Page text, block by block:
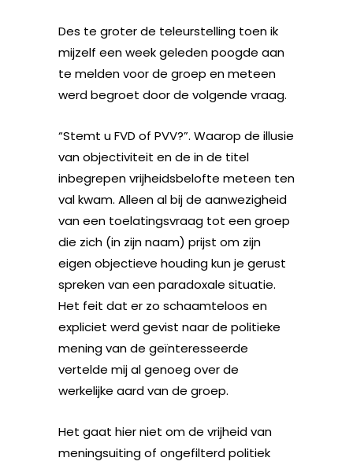
Des te groter de teleurstelling toen ik
mijzelf een week geleden poogde aan
te melden voor de groep en meteen
werd begroet door de volgende vraag.
“Stemt u FVD of PVV?”. Waarop de illusie
van objectiviteit en de in de titel
inbegrepen vrijheidsbelofte meteen ten
val kwam. Alleen al bij de aanwezigheid
van een toelatingsvraag tot een groep
die zich (in zijn naam) prijst om zijn
eigen objectieve houding kun je gerust
spreken van een paradoxale situatie.
Het feit dat er zo schaamteloos en
expliciet werd gevist naar de politieke
mening van de geïnteresseerde
vertelde mij al genoeg over de
werkelijke aard van de groep.
Het gaat hier niet om de vrijheid van
meningsuiting of ongefilterd politiek